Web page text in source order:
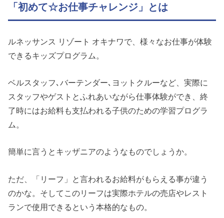
「初めて☆お仕事チャレンジ」とは
ルネッサンス リゾート オキナワで、様々なお仕事が体験
できるキッズプログラム。
ベルスタッフ､バーテンダー､ヨットクルーなど、実際に
スタッフやゲストとふれあいながら仕事体験ができ、終
了時にはお給料も支払われる子供のための学習プログラ
ム。
簡単に言うとキッザニアのようなものでしょうか。
ただ、「リーフ」と言われるお給料がもらえる事が違う
のかな。そしてこのリーフは実際ホテルの売店やレスト
ランで使用できるという本格的なもの。